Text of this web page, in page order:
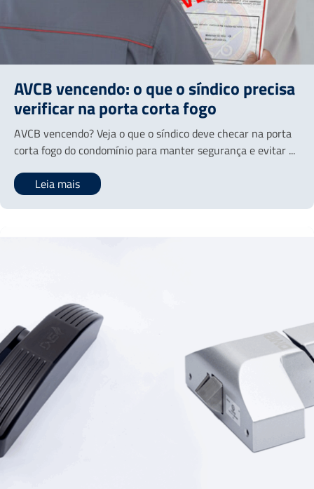
AVCB vencendo: o que o síndico precisa
verificar na porta corta fogo
AVCB vencendo? Veja o que o síndico deve checar na porta
corta fogo do condomínio para manter segurança e evitar ...
Leia mais